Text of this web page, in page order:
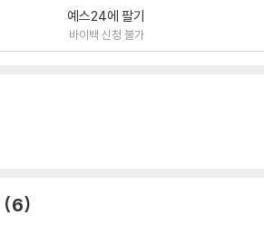
예스24에 팔기
바이백 신청 불가
6